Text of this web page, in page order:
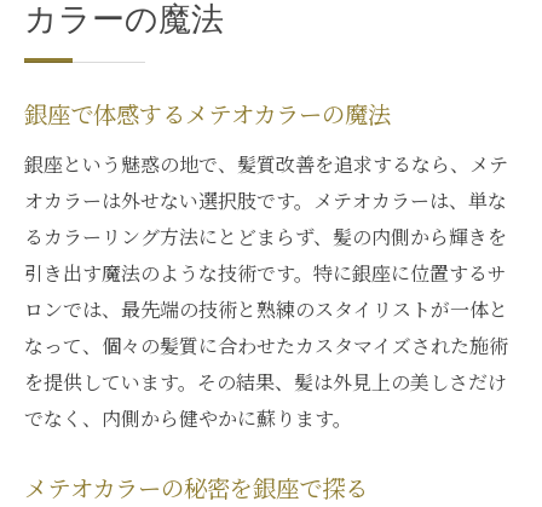
カラーの魔法
銀座で体感するメテオカラーの魔法
銀座という魅惑の地で、髪質改善を追求するなら、メテ
オカラーは外せない選択肢です。メテオカラーは、単な
るカラーリング方法にとどまらず、髪の内側から輝きを
引き出す魔法のような技術です。特に銀座に位置するサ
ロンでは、最先端の技術と熟練のスタイリストが一体と
なって、個々の髪質に合わせたカスタマイズされた施術
を提供しています。その結果、髪は外見上の美しさだけ
でなく、内側から健やかに蘇ります。
メテオカラーの秘密を銀座で探る